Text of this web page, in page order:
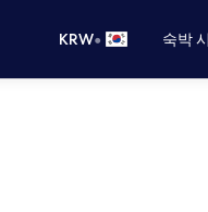
KRW• 숙박